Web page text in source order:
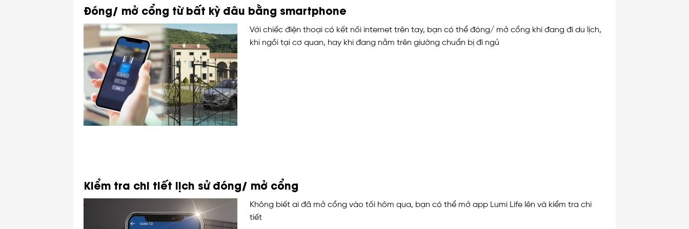
Đóng/ mở cổng từ bất kỳ đâu bằng smartphone
Với chiếc điện thoại có kết nối internet trên tay, bạn có thể đóng/ mở cổng khi đang đi du lịch,
khi ngồi tại cơ quan, hay khi đang nằm trên giường chuẩn bị đi ngủ
Kiểm tra chi tiết lịch sử đóng/ mở cổng
Không biết ai đã mở cổng vào tối hôm qua, bạn có thể mở app Lumi Life lên và kiểm tra chi
tiết